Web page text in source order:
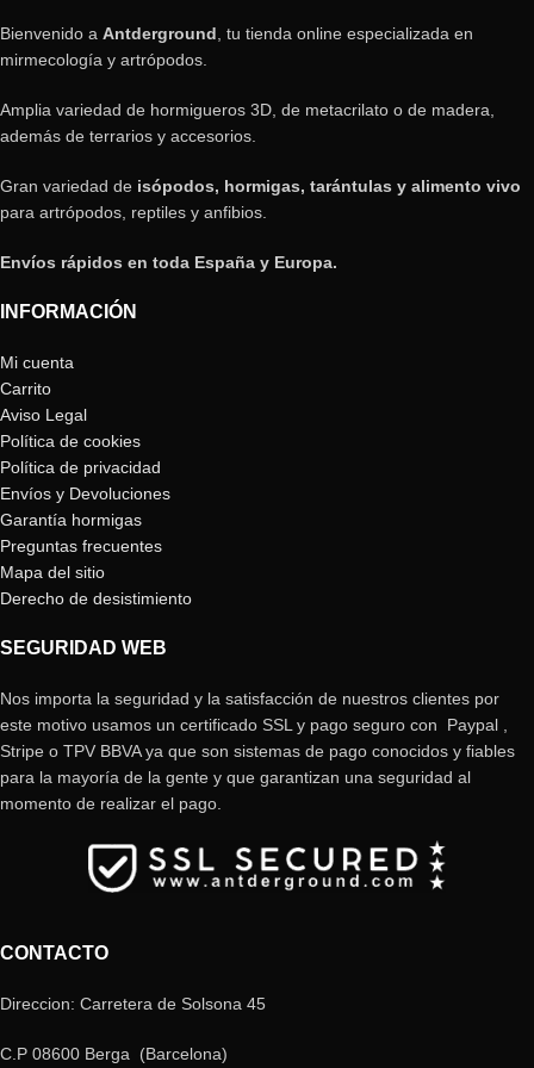
Bienvenido a Antderground , tu tienda online especializada en
mirmecología y artrópodos.
Amplia variedad de hormigueros 3D, de metacrilato o de madera,
además de terrarios y accesorios.
Gran variedad de isópodos, hormigas, tarántulas y alimento vivo
para artrópodos, reptiles y anfibios.
Envíos rápidos en toda España y Europa.
INFORMACIÓN
Mi cuenta
Carrito
Aviso Legal
Política de cookies
Política de privacidad
Envíos y Devoluciones
Garantía hormigas
Preguntas frecuentes
Mapa del sitio
Derecho de desistimiento
SEGURIDAD WEB
Nos importa la seguridad y la satisfacción de nuestros clientes por
este motivo usamos un certificado SSL y pago seguro con Paypal ,
Stripe o TPV BBVA ya que son sistemas de pago conocidos y fiables
para la mayoría de la gente y que garantizan una seguridad al
momento de realizar el pago.
CONTACTO
Direccion: Carretera de Solsona 45
C.P 08600 Berga (Barcelona)